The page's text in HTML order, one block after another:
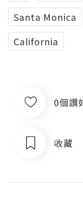
Santa Monica
California
0個讚
收藏